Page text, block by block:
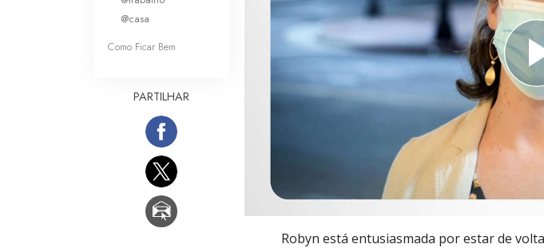
O que é a Grandeza?
Robyn está entusiasmada por estar de
@casa
Como Ficar Bem
PARTILHAR